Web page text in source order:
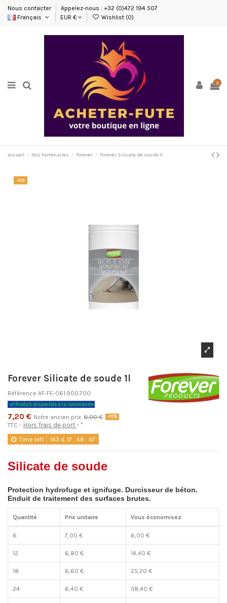
Nous contacter
Appelez-nous : +32 (0)472 194 507
Français
EUR € Wishlist (0)
0
Accueil Nos Partenaires Forever Forever Silicate de soude 1l
-10%
Forever Silicate de soude 1l
Référence AF-FE-061.900.700
Produit disponible à la commande
7,20 € Notre ancien prix 8,00 € -10%
TTC Hors frais de port *
Time left 143 d. 17 :48 :46
Silicate de soude
Protection hydrofuge et ignifuge. Durcisseur de béton.
Enduit de traitement des surfaces brutes.
Quantité Prix unitaire Vous économisez
6 7,00 € 6,00 €
12 6,80 € 14,40 €
18 6,60 € 25,20 €
24 6,40 € 38,40 €